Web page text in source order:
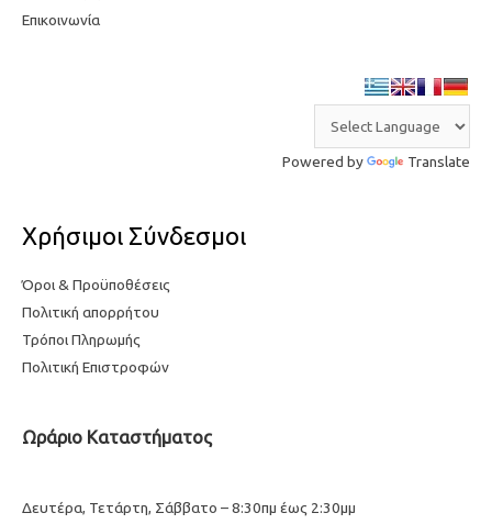
Επικοινωνία
Powered by Translate
Χρήσιμοι Σύνδεσμοι
Όροι & Προϋποθέσεις
Πολιτική απορρήτου
Τρόποι Πληρωμής
Πολιτική Επιστροφών
Ωράριο Καταστήματος
Δευτέρα, Τετάρτη, Σάββατο – 8:30πμ έως 2:30μμ